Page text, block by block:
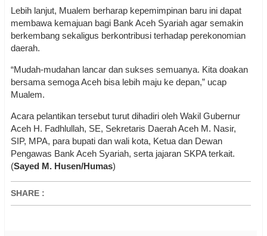
Lebih lanjut, Mualem berharap kepemimpinan baru ini dapat
membawa kemajuan bagi Bank Aceh Syariah agar semakin
berkembang sekaligus berkontribusi terhadap perekonomian
daerah.
“Mudah-mudahan lancar dan sukses semuanya. Kita doakan
bersama semoga Aceh bisa lebih maju ke depan,” ucap
Mualem.
Acara pelantikan tersebut turut dihadiri oleh Wakil Gubernur
Aceh H. Fadhlullah, SE, Sekretaris Daerah Aceh M. Nasir,
SIP, MPA, para bupati dan wali kota, Ketua dan Dewan
Pengawas Bank Aceh Syariah, serta jajaran SKPA terkait.
(Sayed M. Husen/Humas)
SHARE :